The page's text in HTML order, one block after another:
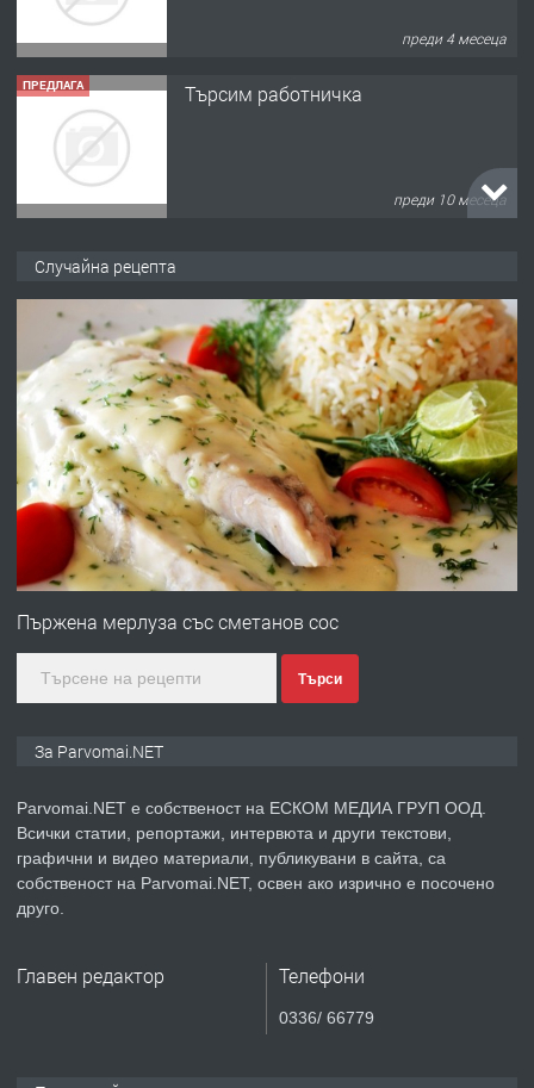
преди 4 месеца
ПРЕДЛАГА Търсим работничка
преди 10 месеца
преди 1 година
ПРЕДЛАГА Работа за общи работници
преди 1 година
ПРЕДЛАГА
Първи поход "По стъпките на Ангел
преди 1 година
ПРЕДЛАГА Уроци по Математика
Случайна рецепта
Пържена мерлуза със сметанов сос
Търси
За Parvomai.NET
Parvomai.NET е собственост на ЕСКОМ МЕДИА ГРУП ООД.
Всички статии, репортажи, интервюта и други текстови,
графични и видео материали, публикувани в сайта, са
собственост на Parvomai.NET, освен ако изрично е посочено
друго.
Главен редактор Телефони
0336/ 66779